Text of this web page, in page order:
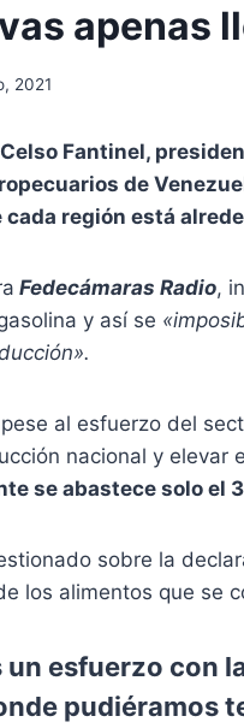
apenas
2021
Fantinel,
de
región está
Fedecámaras Radio,
y así se
al esfuerzo del
nacional y elevar
se abastece solo el
sobre la
los alimentos que se
un esfuerzo con
pudiéramos